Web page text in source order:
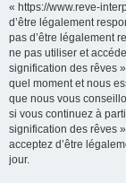
« https://www.reve-
d’être légalement
pas d’être légalement
ne pas utiliser et
signification des rêves
quel moment et nous
que nous vous
si vous continuez à
signification des rêves
acceptez d’être
jour.